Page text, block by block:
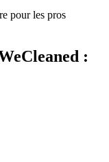
pour les pros
: